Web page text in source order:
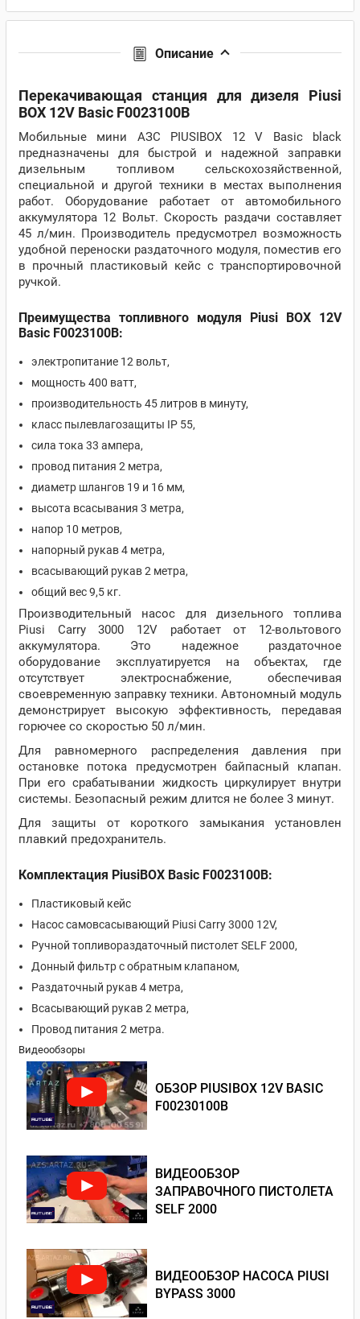
Описание
Перекачивающая станция для дизеля Piusi
BOX 12V Basic F0023100B
Мобильные мини АЗС PIUSIBOX 12 V Basic black
предназначены для быстрой и надежной заправки
дизельным топливом сельскохозяйственной,
специальной и другой техники в местах выполнения
работ. Оборудование работает от автомобильного
аккумулятора 12 Вольт. Скорость раздачи составляет
45 л/мин. Производитель предусмотрел возможность
удобной переноски раздаточного модуля, поместив его
в прочный пластиковый кейс с транспортировочной
ручкой.
Преимущества топливного модуля Piusi BOX 12V
Basic F0023100B:
электропитание 12 вольт,
мощность 400 ватт,
производительность 45 литров в минуту,
класс пылевлагозащиты IP 55,
сила тока 33 ампера,
провод питания 2 метра,
диаметр шлангов 19 и 16 мм,
высота всасывания 3 метра,
напор 10 метров,
напорный рукав 4 метра,
всасывающий рукав 2 метра,
общий вес 9,5 кг.
Производительный насос для дизельного топлива
Piusi Carry 3000 12V работает от 12-вольтового
аккумулятора. Это надежное раздаточное
оборудование эксплуатируется на объектах, где
отсутствует электроснабжение, обеспечивая
своевременную заправку техники. Автономный модуль
демонстрирует высокую эффективность, передавая
горючее со скоростью 50 л/мин.
Для равномерного распределения давления при
остановке потока предусмотрен байпасный клапан.
При его срабатывании жидкость циркулирует внутри
системы. Безопасный режим длится не более 3 минут.
Для защиты от короткого замыкания установлен
плавкий предохранитель.
Комплектация PiusiBOX Basic F0023100B:
Пластиковый кейс
Насос самовсасывающий Piusi Carry 3000 12V,
Ручной топливораздаточный пистолет SELF 2000,
Донный фильтр с обратным клапаном,
Раздаточный рукав 4 метра,
Всасывающий рукав 2 метра,
Провод питания 2 метра.
Видеообзоры
ОБЗОР PIUSIBOX 12V BASIC
F00230100B
ВИДЕООБЗОР
ЗАПРАВОЧНОГО ПИСТОЛЕТА
SELF 2000
ВИДЕООБЗОР НАСОСА PIUSI
BYPASS 3000